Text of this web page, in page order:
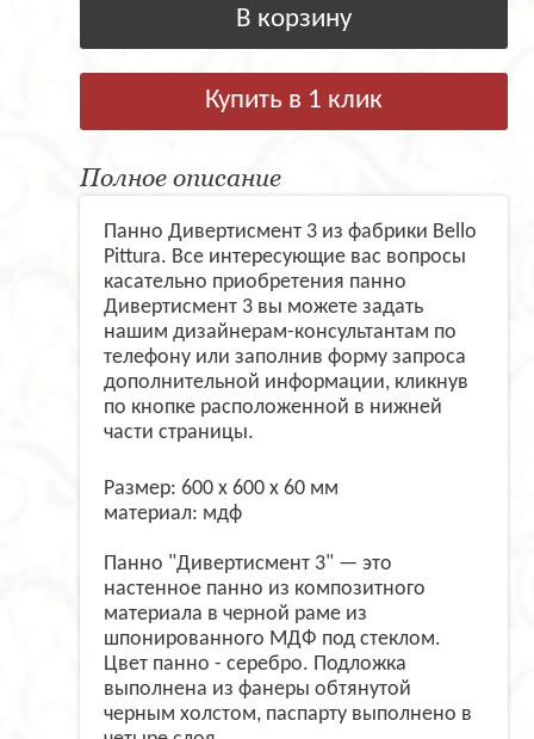
В корзину
Купить в 1 клик
Полное описание
Панно Дивертисмент 3 из фабрики Bello
Pittura. Все интересующие вас вопросы
касательно приобретения панно
Дивертисмент 3 вы можете задать
нашим дизайнерам-консультантам по
телефону или заполнив форму запроса
дополнительной информации, кликнув
по кнопке расположенной в нижней
части страницы.
Размер: 600 х 600 х 60 мм
материал: мдф
Панно "Дивертисмент 3" — это
настенное панно из композитного
материала в черной раме из
шпонированного МДФ под стеклом.
Цвет панно - серебро. Подложка
выполнена из фанеры обтянутой
черным холстом, паспарту выполнено в